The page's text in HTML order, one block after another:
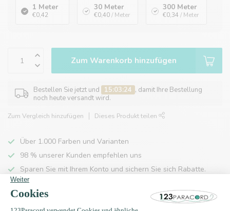
1 Meter
€0,42
30 Meter
€0,40/ Meter
300 Meter
€0,34 / Meter
Zum Warenkorb hinzufügen
Bestellen Sie jetzt und 15:03:24 , damit Ihre Bestellung
noch heute versandt wird.
Zum Vergleich hinzufügen Dieses Produkt teilen
Über 1.000 Farben und Varianten
98 % unserer Kunden empfehlen uns
Sparen Sie mit Ihrem Konto und sichern Sie sich Rabatte.
Kostenlose Lieferung nach Hause ab 150 €